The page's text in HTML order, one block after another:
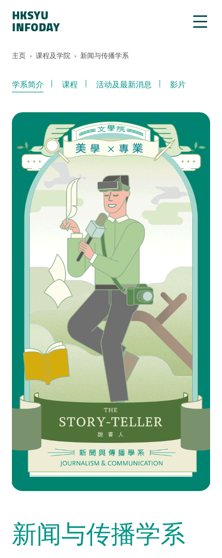
HKSYU
INFODAY
主页 › 课程及学院 › 新闻与传播学系
新闻与传播学系
学系简介 课程 活动及最新消息 影片